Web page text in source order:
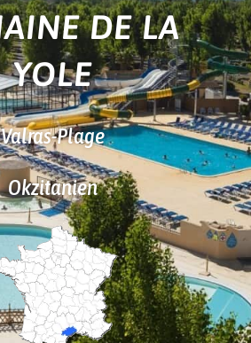
DE LA
YOLE
Valras-Plage
Okzitanien